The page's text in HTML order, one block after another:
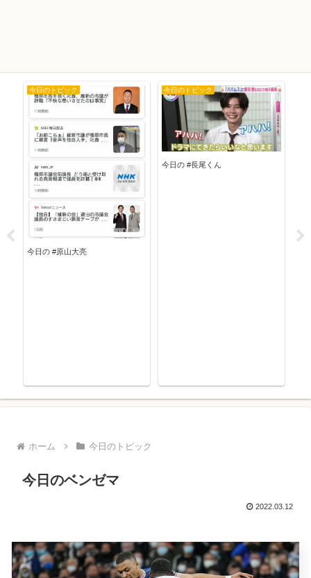
今日のトピック
今日の #原山大亮
今日のトピック
今日の #長尾くん
ホーム 今日のトピック
今日のベンゼマ
2022.03.12